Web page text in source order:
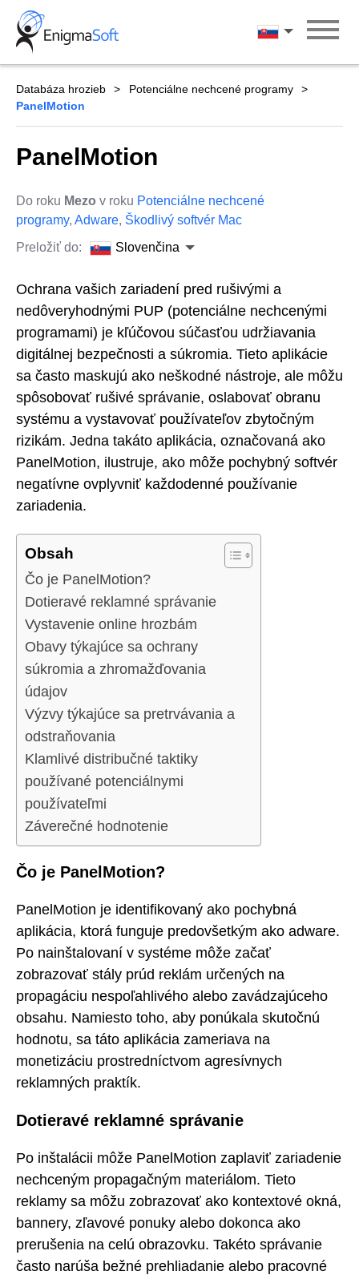
Skip
content
Slovenčina
Databáza hrozieb
Potenciálne nechcené programy
PanelMotion
PanelMotion
Do roku Mezo v roku Potenciálne nechcené
programy, Adware, Škodlivý softvér Mac
Preložiť do:
Slovenčina
Ochrana vašich zariadení pred rušivými a
nedôveryhodnými PUP (potenciálne nechcenými
programami) je kľúčovou súčasťou udržiavania
digitálnej bezpečnosti a súkromia. Tieto aplikácie
sa často maskujú ako neškodné nástroje, ale môžu
spôsobovať rušivé správanie, oslabovať obranu
systému a vystavovať používateľov zbytočným
rizikám. Jedna takáto aplikácia, označovaná ako
PanelMotion, ilustruje, ako môže pochybný softvér
negatívne ovplyvniť každodenné používanie
zariadenia.
Obsah
Čo je PanelMotion?
Dotieravé reklamné správanie
Vystavenie online hrozbám
Obavy týkajúce sa ochrany
súkromia a zhromažďovania
údajov
Výzvy týkajúce sa pretrvávania a
odstraňovania
Klamlivé distribučné taktiky
používané potenciálnymi
používateľmi
Záverečné hodnotenie
Čo je PanelMotion?
PanelMotion je identifikovaný ako pochybná
aplikácia, ktorá funguje predovšetkým ako adware.
Po nainštalovaní v systéme môže začať
zobrazovať stály prúd reklám určených na
propagáciu nespoľahlivého alebo zavádzajúceho
obsahu. Namiesto toho, aby ponúkala skutočnú
hodnotu, sa táto aplikácia zameriava na
monetizáciu prostredníctvom agresívnych
reklamných praktík.
Dotieravé reklamné správanie
Po inštalácii môže PanelMotion zaplaviť zariadenie
nechceným propagačným materiálom. Tieto
reklamy sa môžu zobrazovať ako kontextové okná,
bannery, zľavové ponuky alebo dokonca ako
prerušenia na celú obrazovku. Takéto správanie
často narúša bežné prehliadanie alebo pracovné